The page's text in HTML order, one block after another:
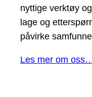
nyttige verktøy
lage og
påvirke
Les mer om